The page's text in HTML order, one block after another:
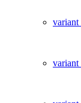
variant